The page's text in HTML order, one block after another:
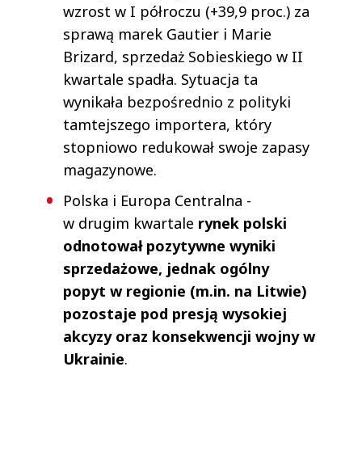
wzrost w I półroczu (+39,9 proc.) za
sprawą marek Gautier i Marie
Brizard, sprzedaż Sobieskiego w II
kwartale spadła. Sytuacja ta
wynikała bezpośrednio z polityki
tamtejszego importera, który
stopniowo redukował swoje zapasy
magazynowe.
Polska i Europa Centralna -
w drugim kwartale rynek polski
odnotował pozytywne wyniki
sprzedażowe, jednak ogólny
popyt w regionie (m.in. na Litwie)
pozostaje pod presją wysokiej
akcyzy oraz konsekwencji wojny w
Ukrainie.